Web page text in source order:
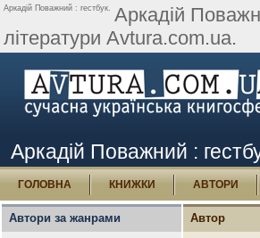
Аркадій Поважний : гестбук. Аркадій
літератури Avtura.com.ua.
Аркадій Поважний :
ГОЛОВНА КНИЖКИ АВТОРИ
Автори за жанрами Автор